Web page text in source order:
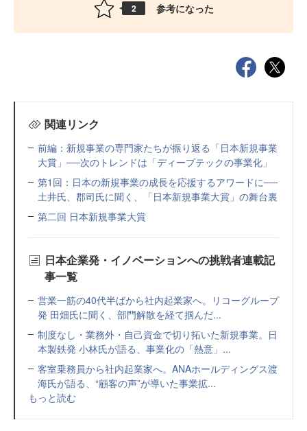
2 参考になった
関連リンク
前編：新規事業の専門家たちが振り返る「日本新規事業
大賞」──次のトレンドは「ディープテックの事業化」
第1回：日本の新規事業の成長を応援するアワードに──
土井氏、郡司氏に聞く、「日本新規事業大賞」の舞台裏
第二回 日本新規事業大賞
日本企業発・イノベーションへの挑戦者連載記
事一覧
営業一筋の40代半ばから社内起業家へ。リコーグループ
発 田畑氏に聞く、部門解散を経て掴んだ...
制度なし・業務外・自己資金で切り拓いた新規事業。日
本製鉄発 小林氏が語る、事業化の「熱意」...
客室乗務員から社内起業家へ。ANAホールディングス渡
海氏が語る、“顧客の声”が導いた事業拡...
もっと読む